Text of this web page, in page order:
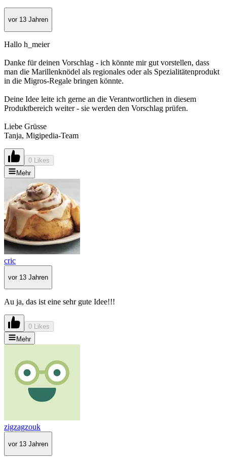
vor 13 Jahren
Hallo h_meier
Danke für deinen Vorschlag - ich könnte mir gut vorstellen, dass
man die Marillenknödel als regionales oder als Spezialitätenprodukt
in die Migros-Regale bringen könnte.
Deine Idee leite ich gerne an die Verantwortlichen in diesem
Produktbereich weiter - sie werden den Vorschlag prüfen.
Liebe Grüsse
Tanja, Migipedia-Team
0 Likes
Mehr
cric
vor 13 Jahren
Au ja, das ist eine sehr gute Idee!!!
0 Likes
Mehr
zigzagzouk
vor 13 Jahren